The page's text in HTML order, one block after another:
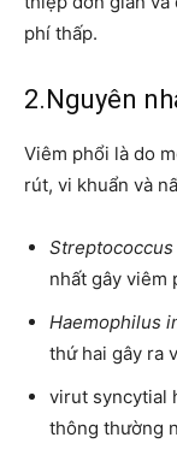
phí thấp.
2.Nguyên
Viêm phổi là do
rút, vi khuẩn và
nhất gây viêm
Haemophilus
thứ hai gây ra
virut syncytial
thông thường